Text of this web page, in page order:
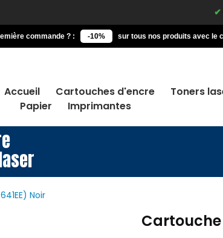
commande ? : -10% sur tous nos produits avec le
Accueil Cartouches d'encre
Toners
Papier
Imprimantes
Noir
Cartouche